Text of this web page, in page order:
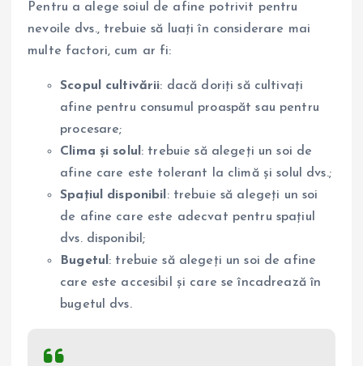
Pentru a alege soiul de afine potrivit pentru
nevoile dvs., trebuie să luați în considerare mai
multe factori, cum ar fi:
Scopul cultivării: dacă doriți să cultivați
afine pentru consumul proaspăt sau pentru
procesare;
Clima și solul: trebuie să alegeți un soi de
afine care este tolerant la climă și solul dvs.;
Spațiul disponibil: trebuie să alegeți un soi
de afine care este adecvat pentru spațiul
dvs. disponibil;
Bugetul: trebuie să alegeți un soi de afine
care este accesibil și care se încadrează în
bugetul dvs.